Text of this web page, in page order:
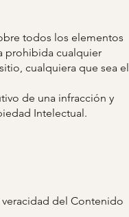
todos los elementos
prohibida cualquier
cualquiera que sea el
de una infracción y
Intelectual.
del Contenido